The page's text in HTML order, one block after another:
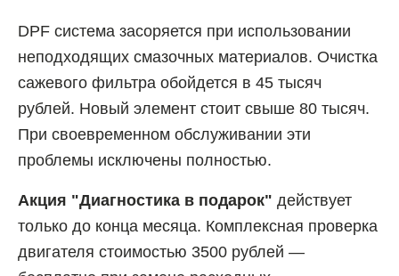
DPF система засоряется при использовании
неподходящих смазочных материалов. Очистка
сажевого фильтра обойдется в 45 тысяч
рублей. Новый элемент стоит свыше 80 тысяч.
При своевременном обслуживании эти
проблемы исключены полностью.
Акция "Диагностика в подарок" действует
только до конца месяца. Комплексная проверка
двигателя стоимостью 3500 рублей —